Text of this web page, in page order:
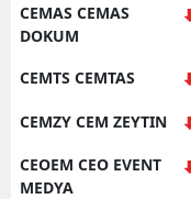
CEMAS CEMAS
DOKUM
CEMTS CEMTAS
CEMZY CEM ZEYTIN
CEOEM CEO EVENT
MEDYA